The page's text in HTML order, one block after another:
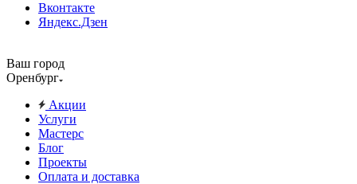
Вконтакте
Яндекс.Дзен
Ваш город
Оренбург
Акции
Услуги
Мастерс
Блог
Проекты
Оплата и доставка